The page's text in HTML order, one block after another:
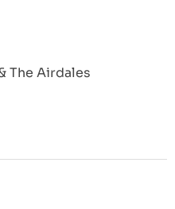
The Airdales